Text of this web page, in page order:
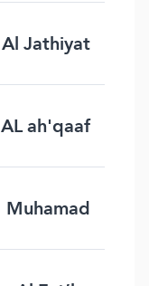
Al Jathiyat
AL ah'qaaf
Muhamad